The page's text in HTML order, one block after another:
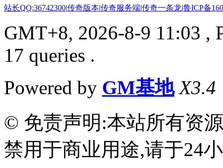
站长QQ:36742300|传奇版本|传奇服务端|传奇一条龙|鲁ICP备
GMT+8, 2026-8-9 11:03 ,
17 queries .
Powered by GM基地 X3.4
© 免责声明:本站所有资
禁用于商业用途,请于24